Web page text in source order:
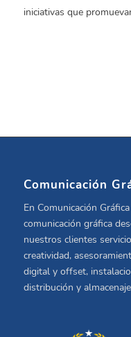
iniciativas que
Comunicación
En Comunicación
comunicación gráfica
nuestros clientes
creatividad,
digital y offset,
distribución y almacenaje